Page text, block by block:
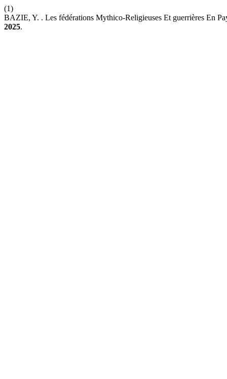
(1)
BAZIE, Y. . Les fédérations Mythico-Religieuses Et guerrières En
2025.